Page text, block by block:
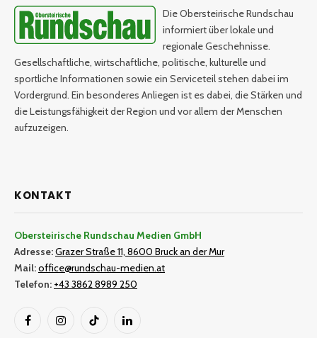
Die Obersteirische Rundschau
informiert über lokale und
regionale Geschehnisse.
Gesellschaftliche, wirtschaftliche, politische, kulturelle und
sportliche Informationen sowie ein Serviceteil stehen dabei im
Vordergrund. Ein besonderes Anliegen ist es dabei, die Stärken und
die Leistungsfähigkeit der Region und vor allem der Menschen
aufzuzeigen.
KONTAKT
Obersteirische Rundschau Medien GmbH
Adresse:Grazer Straße 11, 8600 Bruck an der Mur
Mail:office@rundschau-medien.at
Telefon: +43 3862 8989 250
FacebookInstagramTikTok LinkedIn